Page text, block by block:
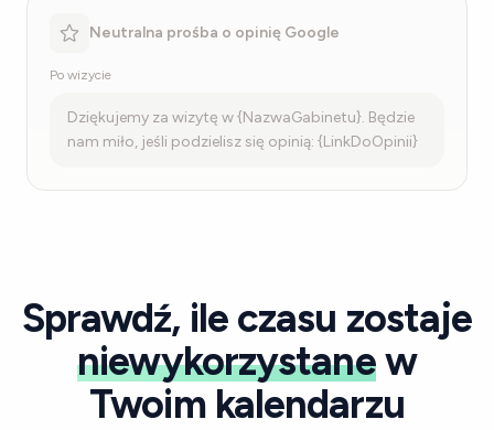
Neutralna prośba o opinię Google
Po wizycie
Dziękujemy za wizytę w {NazwaGabinetu}. Będzie
nam miło, jeśli podzielisz się opinią: {LinkDoOpinii}
Sprawdź, ile czasu zostaje
niewykorzystanew
Twoim kalendarzu